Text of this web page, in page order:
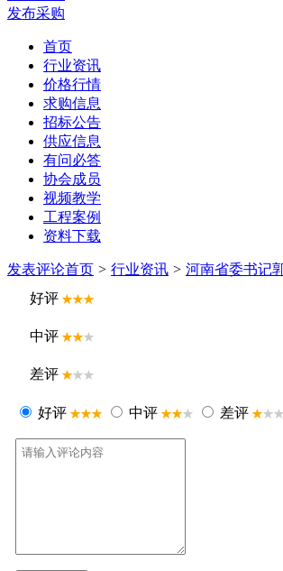
发布采购
首页
行业资讯
价格行情
求购信息
招标公告
供应信息
有问必答
协会成员
视频教学
工程案例
资料下载
发表评论首页 > 行业资讯 > 河南省委书记
好评
中评
差评
好评 中评 差评